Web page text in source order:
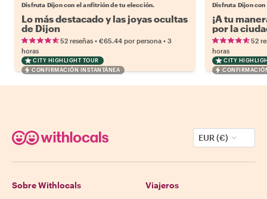
Disfruta Dijon con el anfitrión de tu elección.
Lo más destacado y las joyas ocultas
de Dijon
52 reseñas • €65.44 por persona • 3
horas
CITY HIGHLIGHT TOUR
CONFIRMACIÓN INSTANTÁNEA
Disfruta Dijon
¡A tu
por la
52
horas
CITY
EUR (€)
Sobre Withlocals Viajeros